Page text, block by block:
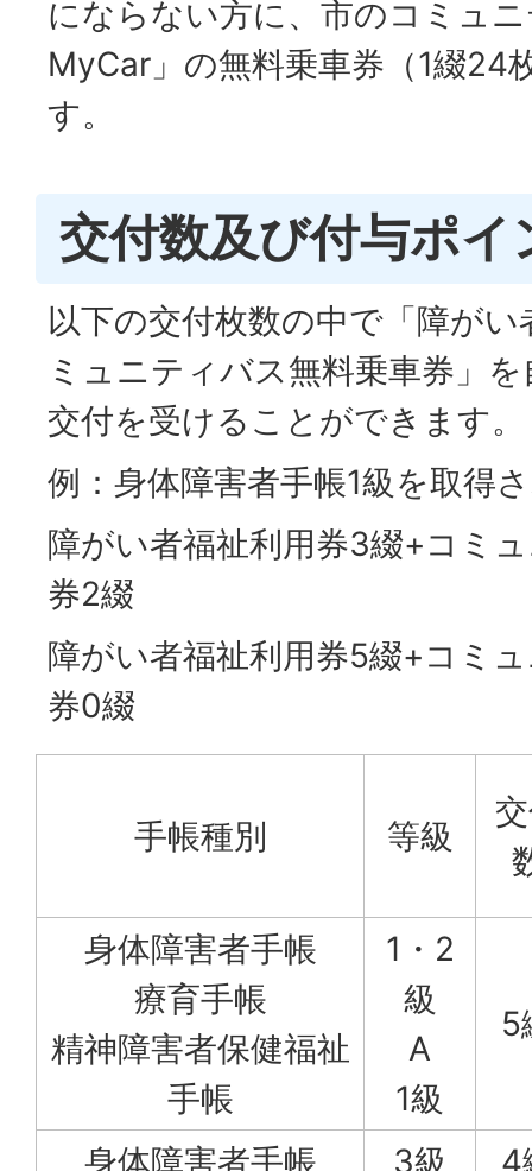
にならない方に、市のコミュ
MyCar」の無料乗車券（1綴24
す。
交付数及び付与ポイ
以下の交付枚数の中で「障が
ミュニティバス無料乗車券」
交付を受けることができます。
例：身体障害者手帳1級を取得
障がい者福祉利用券3綴+コミ
券2綴
障がい者福祉利用券5綴+コミ
券0綴
手帳種別 等級
身体障害者手帳
療育手帳
精神障害者保健福祉
手帳
1・2
級
A
1級
5
身体障害者手帳 3級
4